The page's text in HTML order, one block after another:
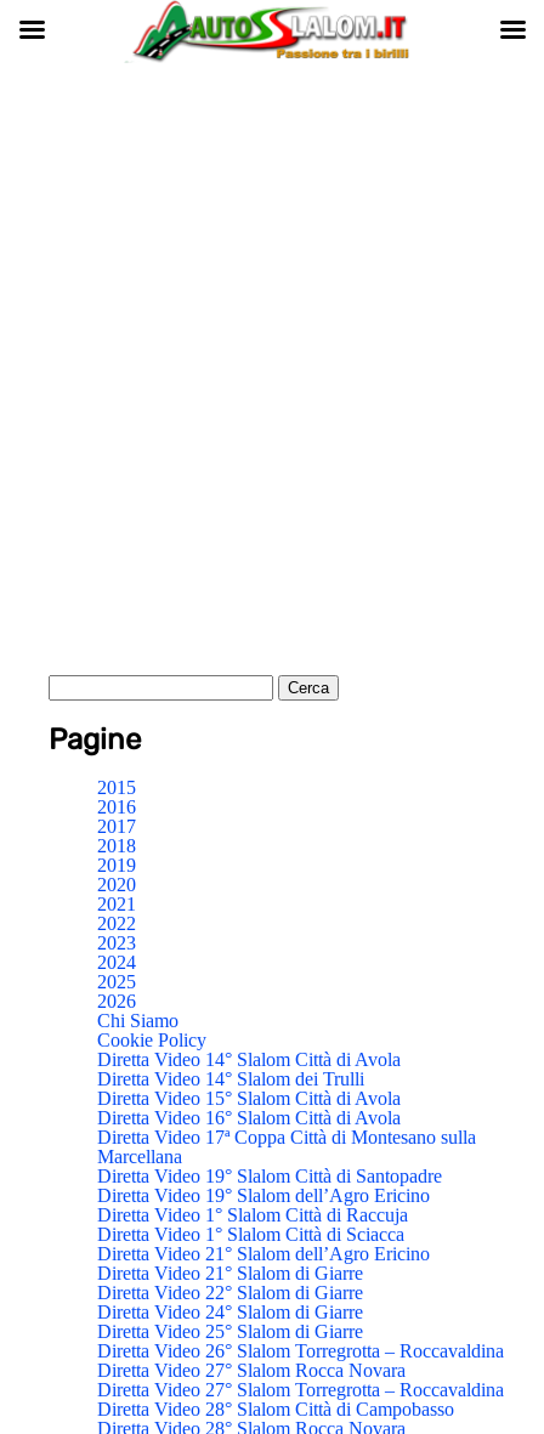
Pagine
2015
2016
2017
2018
2019
2020
2021
2022
2023
2024
2025
2026
Chi Siamo
Cookie Policy
Diretta Video 14° Slalom Città di Avola
Diretta Video 14° Slalom dei Trulli
Diretta Video 15° Slalom Città di Avola
Diretta Video 16° Slalom Città di Avola
Diretta Video 17ª Coppa Città di Montesano sulla
Marcellana
Diretta Video 19° Slalom Città di Santopadre
Diretta Video 19° Slalom dell’Agro Ericino
Diretta Video 1° Slalom Città di Raccuja
Diretta Video 1° Slalom Città di Sciacca
Diretta Video 21° Slalom dell’Agro Ericino
Diretta Video 21° Slalom di Giarre
Diretta Video 22° Slalom di Giarre
Diretta Video 24° Slalom di Giarre
Diretta Video 25° Slalom di Giarre
Diretta Video 26° Slalom Torregrotta – Roccavaldina
Diretta Video 27° Slalom Rocca Novara
Diretta Video 27° Slalom Torregrotta – Roccavaldina
Diretta Video 28° Slalom Città di Campobasso
Diretta Video 28° Slalom Rocca Novara